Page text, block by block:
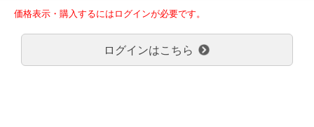
ストコフェロール、ローズマリー抽出物、緑茶抽出物） ●サーモン
原材料名: ポテト、ポテトスターチ、サーモン、ポテト蛋白、植物性
油脂、ココナッツ油、セルロース、ポークエキス（加水分解）、魚
油、ミネラル類（カルシウム、リン、ナトリウム、カリウム、クロ
ご了承のほどよろしくお願い致します。
弊社都合でお届けが２回以上に分かれる場合の送料負担は、１回分
のみで新たな送料は発生しません。
大型商品送料が必要な商品をご注文の場合は、大型商品送料のみご
負担頂きます。
価格表示・購入するにはログインが必要です。
ログインはこちら